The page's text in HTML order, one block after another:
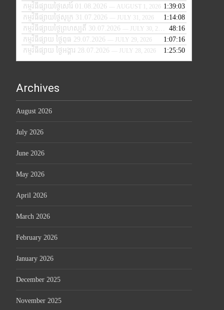
កម្មវិធីផ្សាយថ្ងៃសៅរ៍ 01.08.2026
— AUGUST 1, 2026 1:39:03
កម្មវិធីផ្សាយថ្ងៃសុក្រ 31.07.2026
— JULY 31, 2026
1:14:08
កម្មវិធីផ្សាយថ្ងៃព្រហស្បតិ៍ 30.07.2026
— JULY 30, 2026
48:16
កម្មវិធីផ្សាយ ថ្ងៃពុធ 29.07.2026
— JULY 29, 2026
1:07:16
កម្មវិធីផ្សាយ ថ្ងៃអង្គារ 28.07.2026
— JULY 28, 2026 1:25:50
Archives
August 2026
July 2026
June 2026
May 2026
April 2026
March 2026
February 2026
January 2026
December 2025
November 2025